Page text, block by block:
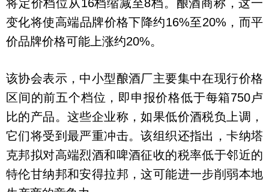
将定价档位从16档缩减至8档。酿酒商称，这一
变化将使高端品牌价格下降约16%至20%，而平
价品牌价格可能上涨约20%。
该协会表示，中小型酿酒厂主要集中在现行价格
区间的前五个档位，即申报价格低于每箱750卢
比的产品。这些企业称，如果低价酒税负上调，
它们将受到最严重冲击。该组织还指出，卡纳塔
克邦拟对高端烈酒和啤酒征收的税率低于邻近的
特伦甘纳邦和安得拉邦，这可能进一步削弱本地